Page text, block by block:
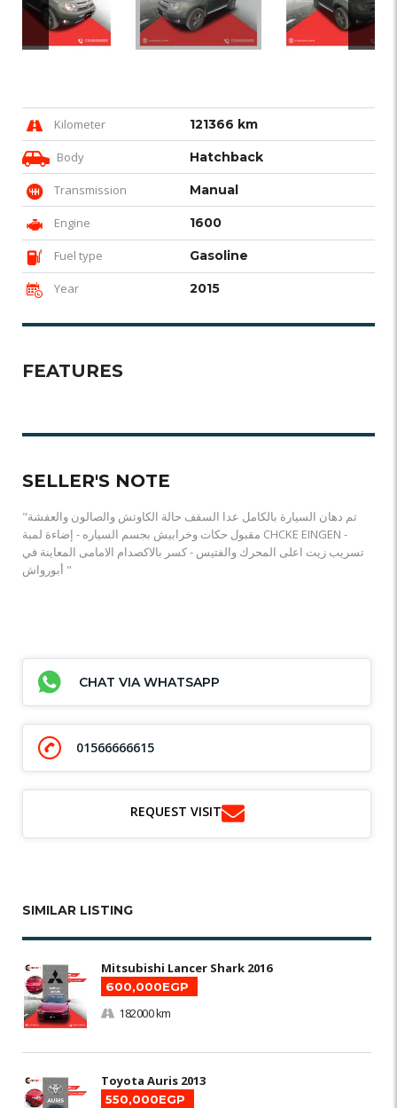
Kilometer 121366 km
Body Hatchback
Transmission Manual
Engine 1600
Fuel type Gasoline
Year 2015
FEATURES
SELLER'S NOTE
"تم دهان السيارة بالكامل عدا السقف حالة الكاوتش والصالون والعفشة
مقبول حكات وخرابيش بجسم السياره - إضاءة لمبة CHCKE EINGEN -
تسريب زيت اعلى المحرك والفتيس - كسر بالاكصدام الامامى المعاينة في
أبورواش "
CHAT VIA WHATSAPP
01566666615
REQUEST VISIT
SIMILAR LISTING
Mitsubishi Lancer Shark 2016
600,000EGP
182000 km
Toyota Auris 2013
550,000EGP